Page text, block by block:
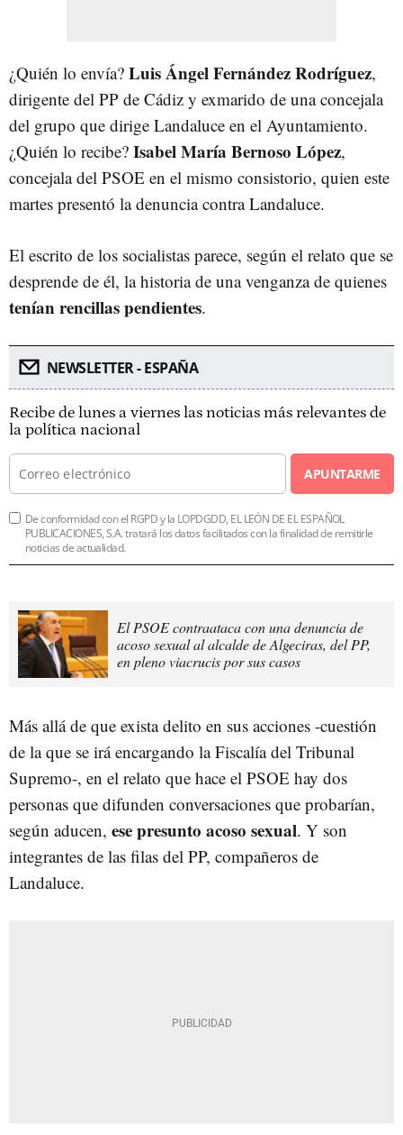
¿Quién lo envía? Luis Ángel Fernández Rodríguez,
dirigente del PP de Cádiz y exmarido de una concejala
del grupo que dirige Landaluce en el Ayuntamiento.
¿Quién lo recibe? Isabel María Bernoso López,
concejala del PSOE en el mismo consistorio, quien este
martes presentó la denuncia contra Landaluce.
El escrito de los socialistas parece, según el relato que se
desprende de él, la historia de una venganza de quienes
tenían rencillas pendientes.
NEWSLETTER - ESPAÑA
Recibe de lunes a viernes las noticias más relevantes de
la política nacional
APUNTARME
De conformidad con el RGPD y la LOPDGDD, EL LEÓN DE EL ESPAÑOL
PUBLICACIONES, S.A. tratará los datos facilitados con la finalidad de remitirle
noticias de actualidad.
El PSOE contraataca con una denuncia de
acoso sexual al alcalde de Algeciras, del PP,
en pleno viacrucis por sus casos
Más allá de que exista delito en sus acciones -cuestión
de la que se irá encargando la Fiscalía del Tribunal
Supremo-, en el relato que hace el PSOE hay dos
personas que difunden conversaciones que probarían,
según aducen, ese presunto acoso sexual. Y son
integrantes de las filas del PP, compañeros de
Landaluce.